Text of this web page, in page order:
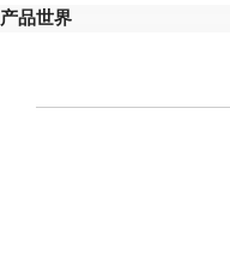
产品世界